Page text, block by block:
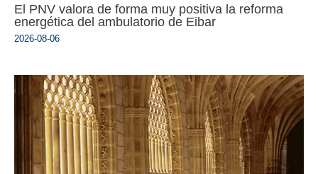
El PNV valora de forma muy positiva la reforma
energética del ambulatorio de Eibar
2026-08-06